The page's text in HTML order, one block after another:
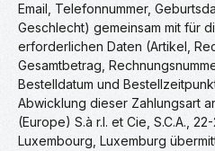
Email, Telefonnummer,
Geschlecht) gemeinsam mit für
erforderlichen Daten (Artikel,
Gesamtbetrag,
Bestelldatum und
Abwicklung dieser Zahlungsart
(Europe) S.à r.l. et Cie, S.C.A.,
Luxembourg, Luxemburg